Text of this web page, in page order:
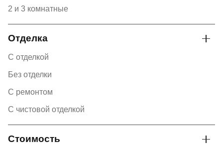
2 и 3 комнатные
Отделка
С отделкой
Без отделки
С ремонтом
С чистовой отделкой
Стоимость